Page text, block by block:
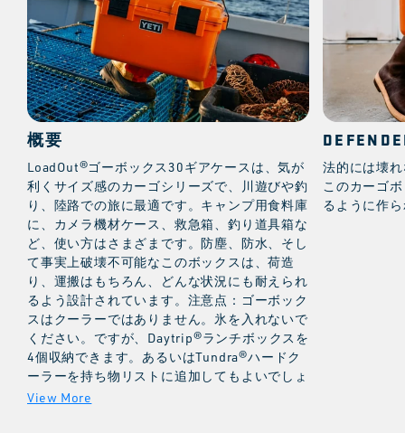
概要
LoadOut®ゴーボックス30ギアケースは、気が
利くサイズ感のカーゴシリーズで、川遊びや釣
り、陸路での旅に最適です。キャンプ用食料庫
に、カメラ機材ケース、救急箱、釣り道具箱な
ど、使い方はさまざまです。防塵、防水、そし
て事実上破壊不可能なこのボックスは、荷造
り、運搬はもちろん、どんな状況にも耐えられ
るよう設計されています。注意点：ゴーボック
スはクーラーではありません。氷を入れないで
ください。ですが、Daytrip®ランチボックスを
4個収納できます。あるいはTundra®ハードク
ーラーを持ち物リストに追加してもよいでしょ
う。
法的には壊
このカーゴ
るように作